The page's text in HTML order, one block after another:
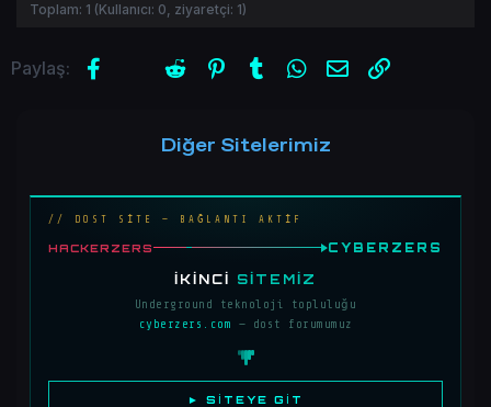
Toplam: 1 (Kullanıcı: 0, ziyaretçi: 1)
Paylaş: FacebookX (Twitter)
Reddit PinterestTumblr WhatsApp
E-posta
Diğer Sitelerimiz
// DOST SİTE — BAĞLANTI AKTİF
HACKERZERS CYBERZERS
İKINCI SITEMIZ
Underground teknoloji topluluğu
cyberzers.com — dost forumumuz
► SITEYE GIT